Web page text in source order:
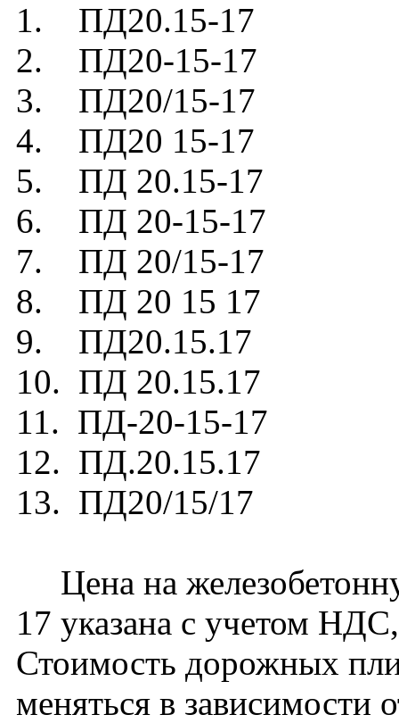
1. ПД20.15-17
2. ПД20-15-17
3. ПД20/15-17
4. ПД20 15-17
5. ПД 20.15-17
6. ПД 20-15-17
7. ПД 20/15-17
8. ПД 20 15 17
9. ПД20.15.17
10. ПД 20.15.17
11. ПД-20-15-17
12. ПД.20.15.17
13. ПД20/15/17
Цена на
17 указана с учетом
Стоимость дорожных
меняться в зависимости